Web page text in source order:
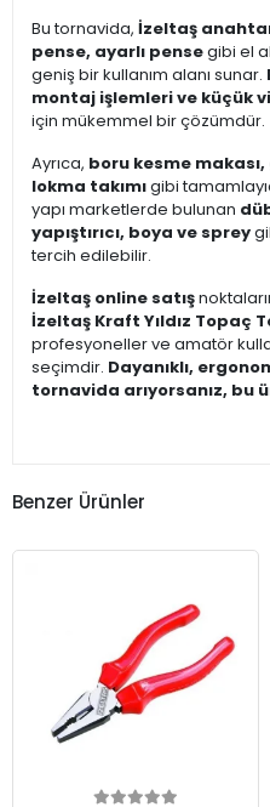
Bu tornavida, İzeltaş
pense, ayarlı pensegibi el
geniş bir kullanım alanı sunar.
montaj işlemleri ve küçük
için mükemmel bir çözümdür.
Ayrıca, boru kesme
lokma takımıgibi
yapı marketlerde bulunan
yapıştırıcı, boya ve sprey
tercih edilebilir.
İzeltaş online satış
İzeltaş Kraft Yıldız Topaç
profesyoneller ve amatör
seçimdir. Dayanıklı,
tornavida arıyorsanız, bu
Benzer Ürünler